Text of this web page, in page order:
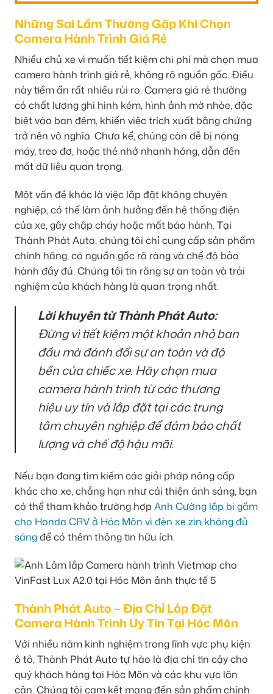
Những Sai Lầm Thường Gặp Khi Chọn
Camera Hành Trình Giá Rẻ
Nhiều chủ xe vì muốn tiết kiệm chi phí mà chọn mua
camera hành trình giá rẻ, không rõ nguồn gốc. Điều
này tiềm ẩn rất nhiều rủi ro. Camera giá rẻ thường
có chất lượng ghi hình kém, hình ảnh mờ nhòe, đặc
biệt vào ban đêm, khiến việc trích xuất bằng chứng
trở nên vô nghĩa. Chưa kể, chúng còn dễ bị nóng
máy, treo đơ, hoặc thẻ nhớ nhanh hỏng, dẫn đến
mất dữ liệu quan trọng.
Một vấn đề khác là việc lắp đặt không chuyên
nghiệp, có thể làm ảnh hưởng đến hệ thống điện
của xe, gây chập cháy hoặc mất bảo hành. Tại
Thành Phát Auto, chúng tôi chỉ cung cấp sản phẩm
chính hãng, có nguồn gốc rõ ràng và chế độ bảo
hành đầy đủ. Chúng tôi tin rằng sự an toàn và trải
nghiệm của khách hàng là quan trọng nhất.
Lời khuyên từ Thành Phát Auto:
Đừng vì tiết kiệm một khoản nhỏ ban
đầu mà đánh đổi sự an toàn và độ
bền của chiếc xe. Hãy chọn mua
camera hành trình từ các thương
hiệu uy tín và lắp đặt tại các trung
tâm chuyên nghiệp để đảm bảo chất
lượng và chế độ hậu mãi.
Nếu bạn đang tìm kiếm các giải pháp nâng cấp
khác cho xe, chẳng hạn như cải thiện ánh sáng, bạn
có thể tham khảo trường hợp Anh Cường lắp bi gầm
cho Honda CRV ở Hóc Môn vì đèn xe zin không đủ
sángđể có thêm thông tin hữu ích.
Thành Phát Auto – Địa Chỉ Lắp Đặt
Camera Hành Trình Uy Tín Tại Hóc Môn
Với nhiều năm kinh nghiệm trong lĩnh vực phụ kiện
ô tô, Thành Phát Auto tự hào là địa chỉ tin cậy cho
quý khách hàng tại Hóc Môn và các khu vực lân
cận. Chúng tôi cam kết mang đến sản phẩm chính